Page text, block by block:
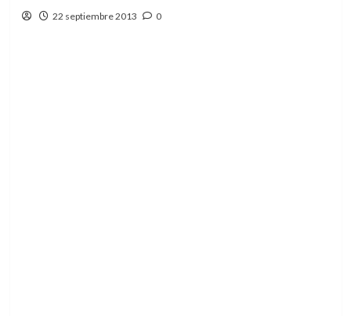
22 septiembre 2013 0